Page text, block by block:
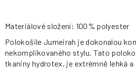
Materiálové složení: 100% polyester
Polokošile Jumeirah je dokonalou
nekomplikovaného stylu. Tato
tkaniny hydrotex, je extrémně lehká